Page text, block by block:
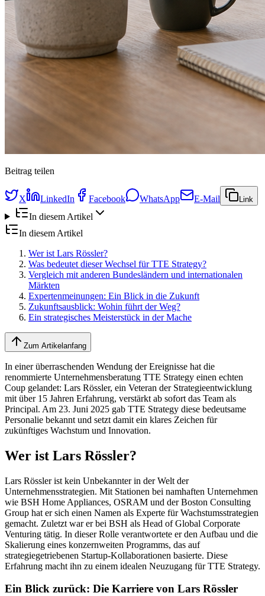
Beitrag teilen
X LinkedIn Facebook WhatsApp E-Mail Link
In diesem Artikel
In diesem Artikel
Wer ist Lars Rössler?
Was bedeutet dieser Wechsel für TTE Strategy?
Vergleich mit anderen Bundesländern und internationalen
Märkten
Expertenmeinungen: Ein Blick in die Zukunft
Zukunftsausblick: Wohin führt der Weg?
Ein strategisches Meisterstück in der Mache
Zum Artikelanfang
In einer überraschenden Wendung der Ereignisse hat die
renommierte Unternehmensberatung TTE Strategy einen echten
Coup gelandet: Lars Rössler, ein Veteran der Strategieentwicklung
mit über 15 Jahren Erfahrung, verstärkt ab sofort das Team als
Principal. Am 23. Juni 2025 gab TTE Strategy diese bedeutsame
Personalie bekannt und setzt damit ein klares Zeichen für
zukünftiges Wachstum und Innovation.
Wer ist Lars Rössler?
Lars Rössler ist kein Unbekannter in der Welt der
Unternehmensstrategien. Mit Stationen bei namhaften Unternehmen
wie BSH Home Appliances, OSRAM und der Boston Consulting
Group hat er sich einen Namen als Experte für Wachstumsstrategien
gemacht. Zuletzt war er bei BSH als Head of Global Corporate
Venturing tätig. In dieser Rolle verantwortete er den Aufbau und die
Skalierung eines konzernweiten Programms, das auf
strategiegetriebenen Startup-Kollaborationen basierte. Diese
Erfahrung macht ihn zu einem idealen Neuzugang für TTE Strategy.
Ein Blick zurück: Die Karriere von Lars Rössler